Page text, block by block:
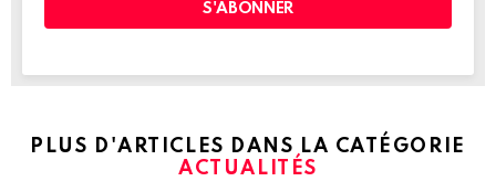
PLUS D'ARTICLES DANS LA CATÉGORIE
ACTUALITÉS